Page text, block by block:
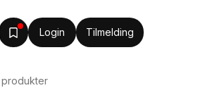
Login Tilmelding